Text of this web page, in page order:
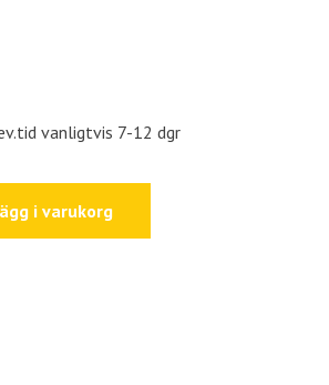
vanligtvis 7-12 dgr
i varukorg